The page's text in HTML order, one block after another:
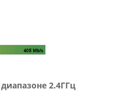
2.4ГГц